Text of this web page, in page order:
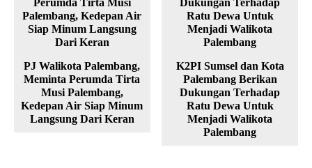
PJ Walikota Palembang,
Meminta Perumda Tirta
Musi Palembang,
Kedepan Air Siap Minum
Langsung Dari Keran
K2PI Sumsel dan Kota
Palembang Berikan
Dukungan Terhadap
Ratu Dewa Untuk
Menjadi Walikota
Palembang